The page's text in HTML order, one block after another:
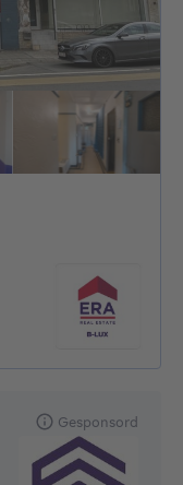
Gesponsord